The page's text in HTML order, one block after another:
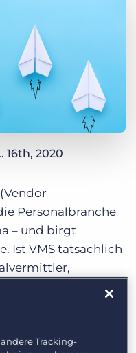
16th, 2020
Personalbranche
– und birgt
Ist VMS tatsächlich
nur ein
zum Geschäft mit
Und kann es
sein? In
Tracking-